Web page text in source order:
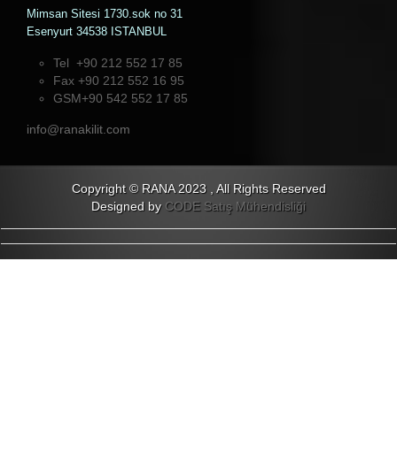
Mimsan Sitesi 1730.sok no 31
Esenyurt 34538 ISTANBUL
Tel +90 212 552 17 85
Fax +90 212 552 16 95
GSM+90 542 552 17 85
info@ranakilit.com
Copyright © RANA 2023 , All Rights Reserved
Designed by CODE Satış Mühendisliği